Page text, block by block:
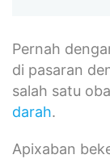
Pernah
di pasaran
salah satu
darah.
Apixaban